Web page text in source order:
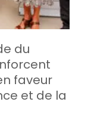
du
faveur
et de la